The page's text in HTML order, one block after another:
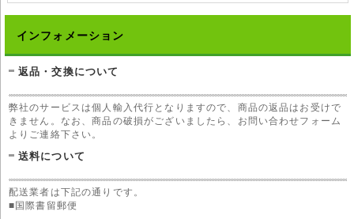
インフォメーション
返品・交換について
弊社のサービスは個人輸入代行となりますので、商品の返品はお受けで
きません。なお、商品の破損がございましたら、お問い合わせフォーム
よりご連絡下さい。
送料について
配送業者は下記の通りです。
■国際書留郵便